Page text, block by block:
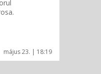
május 23. | 18:19